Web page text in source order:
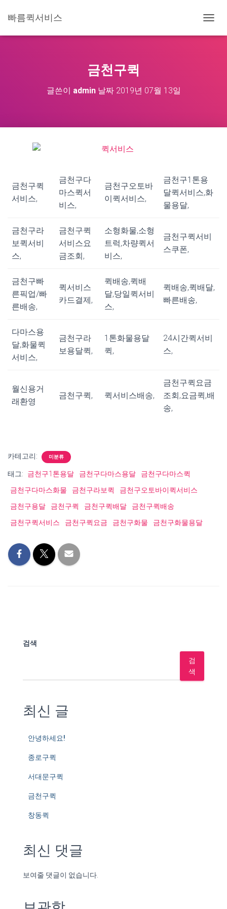
빠름퀵서비스
비
금천구퀵
글쓴이 admin날짜 2019년 07월 13일
금천구퀵
서비스,
금천구다
마스퀵서
비스,
금천구오토바
이퀵서비스,
금천구1톤용
달퀵서비스,화
물용달,
금천구라
보퀵서비
스,
금천구퀵
서비스요
금조회,
소형화물,소형
트럭,차량퀵서
비스,
금천구퀵서비
스쿠폰,
금천구빠
른픽업/빠
른배송,
퀵서비스
카드결제,
퀵배송,퀵배
달,당일퀵서비
스,
퀵배송,퀵배달,
빠른배송,
다마스용
달,화물퀵
서비스,
금천구라
보용달퀵,
1톤화물용달
퀵,
24시간퀵서비
스,
월신용거
래환영
금천구퀵, 퀵서비스배송,
금천구퀵요금
조회,요금퀵,배
송,
카테고리: 미분류
태그: 금천구1톤용달 금천구다마스용달
금천구다마스퀵
금천구다마스화물
금천구라보퀵
금천구오토바이퀵서비스
금천구용달
금천구퀵 금천구퀵배달
금천구퀵배송
금천구퀵서비스
금천구퀵요금 금천구화물 금천구화물용달
검색
검
색
최신 글
안녕하세요!
종로구퀵
서대문구퀵
금천구퀵
창동퀵
최신 댓글
보여줄 댓글이 없습니다.